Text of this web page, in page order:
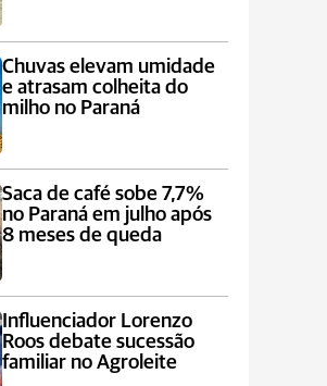
Chuvas elevam umidade
e atrasam colheita do
milho no Paraná
Saca de café sobe 7,7%
no Paraná em julho após
8 meses de queda
Influenciador Lorenzo
Roos debate sucessão
familiar no Agroleite